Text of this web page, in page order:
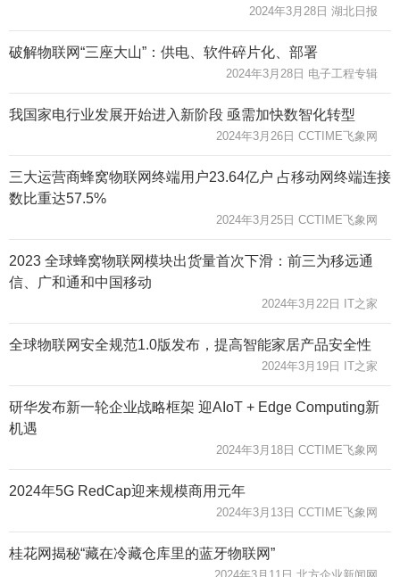
2024年3月28日 湖北日报
破解物联网“三座大山”：供电、软件碎片化、部署
2024年3月28日 电子工程专辑
我国家电行业发展开始进入新阶段 亟需加快数智化转型
2024年3月26日 CCTIME飞象网
三大运营商蜂窝物联网终端用户23.64亿户 占移动网终端连接
数比重达57.5%
2024年3月25日 CCTIME飞象网
2023 全球蜂窝物联网模块出货量首次下滑：前三为移远通
信、广和通和中国移动
2024年3月22日 IT之家
全球物联网安全规范1.0版发布，提高智能家居产品安全性
2024年3月19日 IT之家
研华发布新一轮企业战略框架 迎AIoT + Edge Computing新
机遇
2024年3月18日 CCTIME飞象网
2024年5G RedCap迎来规模商用元年
2024年3月13日 CCTIME飞象网
桂花网揭秘“藏在冷藏仓库里的蓝牙物联网”